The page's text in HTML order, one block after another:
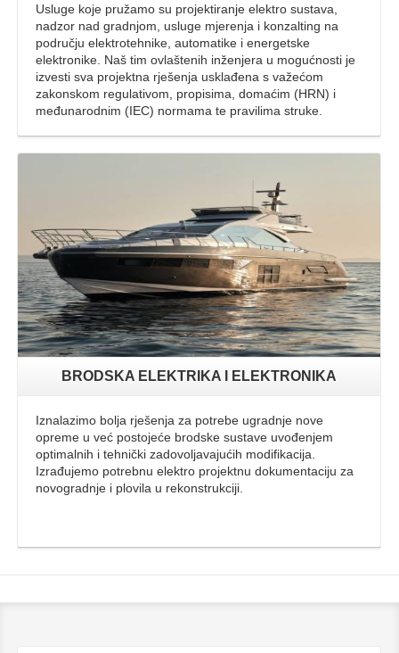
Usluge koje pružamo su projektiranje elektro sustava,
nadzor nad gradnjom, usluge mjerenja i konzalting na
području elektrotehnike, automatike i energetske
elektronike. Naš tim ovlaštenih inženjera u mogućnosti je
izvesti sva projektna rješenja usklađena s važećom
zakonskom regulativom, propisima, domaćim (HRN) i
međunarodnim (IEC) normama te pravilima struke.
BRODSKA ELEKTRIKA I ELEKTRONIKA
Iznalazimo bolja rješenja za potrebe ugradnje nove
opreme u već postojeće brodske sustave uvođenjem
optimalnih i tehnički zadovoljavajućih modifikacija.
Izrađujemo potrebnu elektro projektnu dokumentaciju za
novogradnje i plovila u rekonstrukciji.